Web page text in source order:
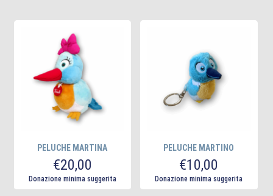
PELUCHE MARTINA
€20,00
Donazione minima suggerita
PELUCHE MARTINO
€10,00
Donazione minima suggerita